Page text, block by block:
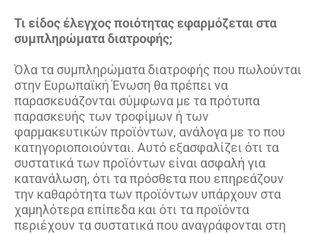
Τι είδος έλεγχος ποιότητας εφαρμόζεται στα
συμπληρώματα διατροφής;
Όλα τα συμπληρώματα διατροφής που πωλούνται
στην Ευρωπαϊκή Ένωση θα πρέπει να
παρασκευάζονται σύμφωνα με τα πρότυπα
παρασκευής των τροφίμων ή των
φαρμακευτικών προϊόντων, ανάλογα με το που
κατηγοριοποιούνται. Αυτό εξασφαλίζει ότι τα
συστατικά των προϊόντων είναι ασφαλή για
κατανάλωση, ότι τα πρόσθετα που επηρεάζουν
την καθαρότητα των προϊόντων υπάρχουν στα
χαμηλότερα επίπεδα και ότι τα προϊόντα
περιέχουν τα συστατικά που αναγράφονται στη